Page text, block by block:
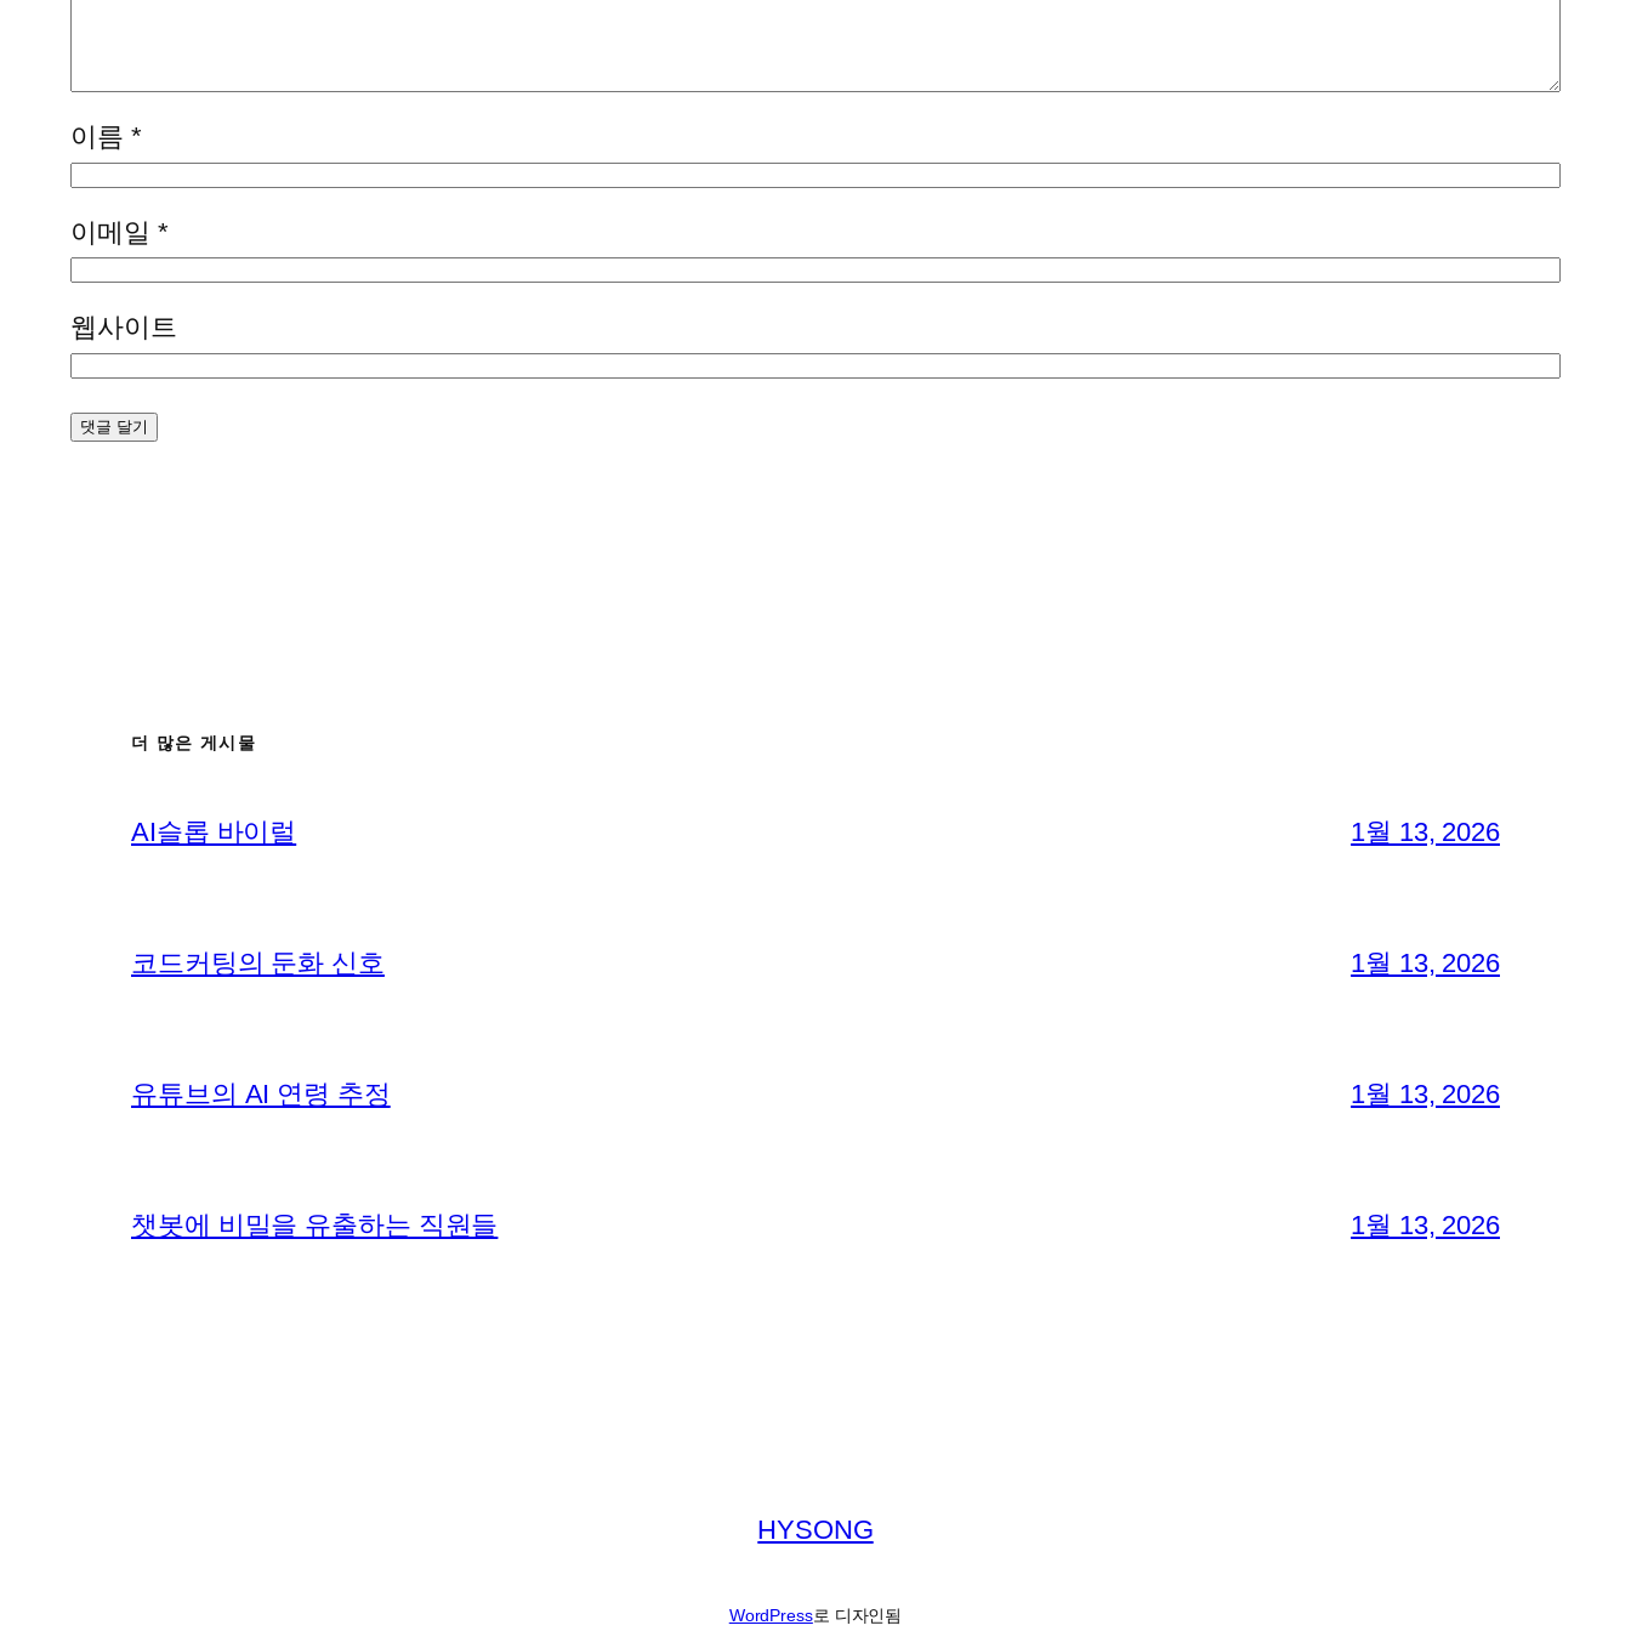
이름 *
이메일 *
웹사이트
더 많은 게시물
AI슬롭 바이럴 1월 13, 2026
코드커팅의 둔화 신호 1월 13, 2026
유튜브의 AI 연령 추정 1월 13, 2026
챗봇에 비밀을 유출하는 직원들 1월 13, 2026
HYSONG
WordPress로 디자인됨